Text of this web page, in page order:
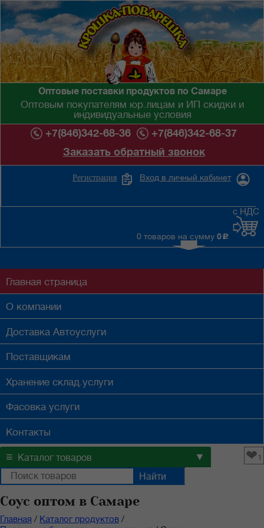
Оптовые поставки продуктов по Самаре
Оптовым покупателям юр.лицам и ИП скидки и
индивидуальные условия
+7(846)342-68-36
+7(846)342-68-37
Заказать обратный звонок
Вход в личный кабинет
Регистрация
0 товаров на сумму 0 c
с НДС
Главная страница
О компании
Доставка Автоуслуги
Поставщикам
Хранение склад.услуги
Фасовка услуги
Контакты
≡ Каталог товаров ▼ ❤1
Соус оптом в Самаре
Главная / Каталог продуктов /